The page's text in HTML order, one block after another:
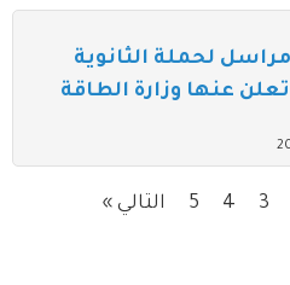
لحملة الثانوية
عنها وزارة الطاقة
3
4
5 التالي »